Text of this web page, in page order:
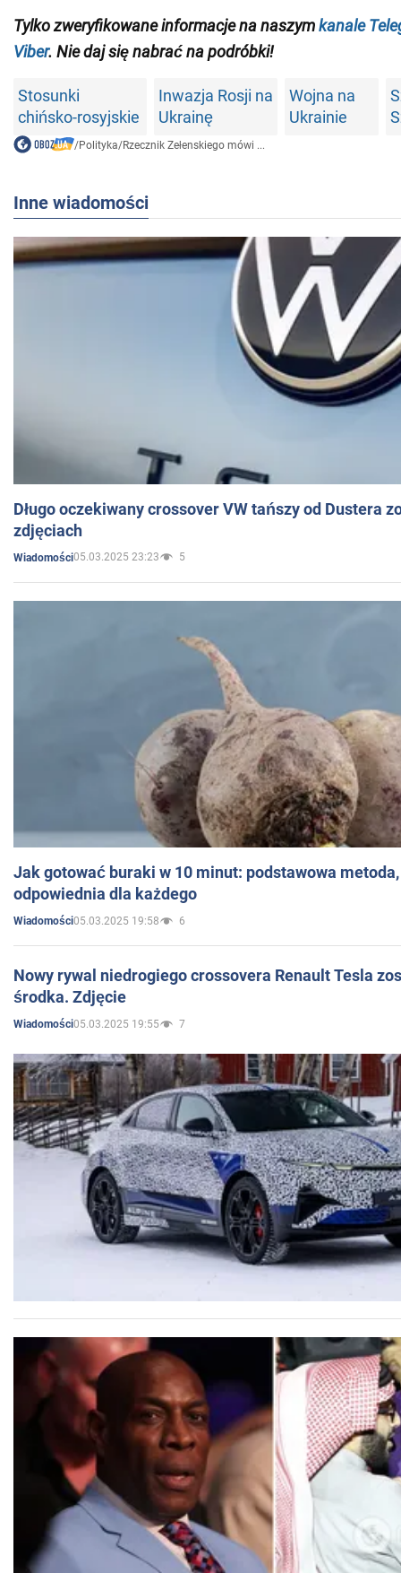
Tylko zweryfikowane informacje na naszymkanale
Viber. Nie daj się nabrać na podróbki!
Stosunki
chińsko-rosyjskie
Inwazja Rosji na
Ukrainę
Wojna na
Ukrainie
/Polityka/Rzecznik Zełenskiego mówi ...
Inne wiadomości
Długo oczekiwany crossover VW tańszy od Dustera
zdjęciach
Wiadomości05.03.2025 23:23 5
Jak gotować buraki w 10 minut: podstawowa
odpowiednia dla każdego
Wiadomości05.03.2025 19:58 6
Nowy rywal niedrogiego crossovera Renault Tesla
środka. Zdjęcie
Wiadomości05.03.2025 19:55 7